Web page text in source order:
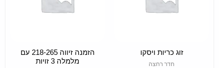
זוג כריות ויסקו
חדר רחצה
ADD TO CART
הזמנה זיווה 218-265 עם
מלמלה 3 זויות